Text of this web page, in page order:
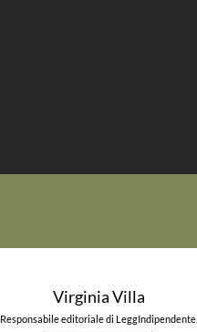
Virginia Villa
Responsabile editoriale di LeggIndipendente.
_____________________________